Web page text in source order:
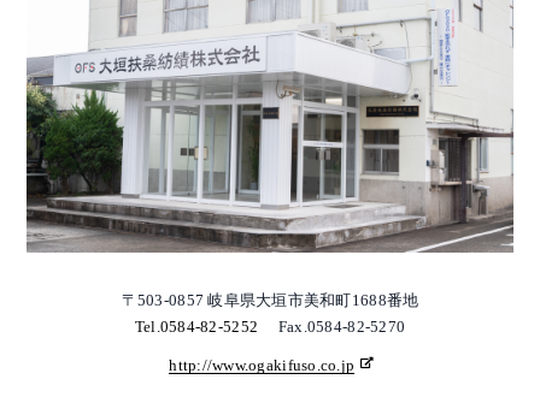
〒503-0857 岐阜県大垣市美和町1688番地
Tel.0584-82-5252
Fax.0584-82-5270
http://www.ogakifuso.co.jp